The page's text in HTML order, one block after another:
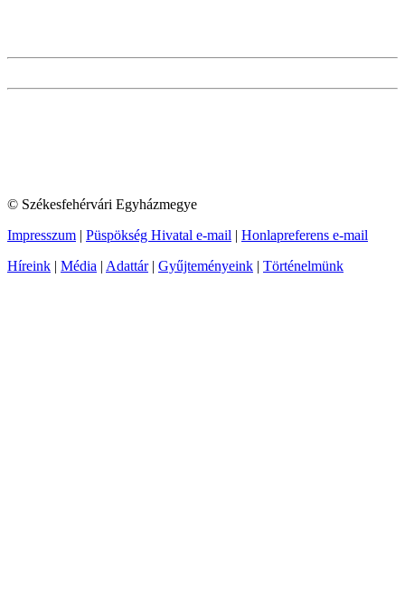
© Székesfehérvári Egyházmegye
Impresszum | Püspökség Hivatal e-mail | Honlapreferens e-mail
Híreink | Média | Adattár| Gyűjteményeink | Történelmünk